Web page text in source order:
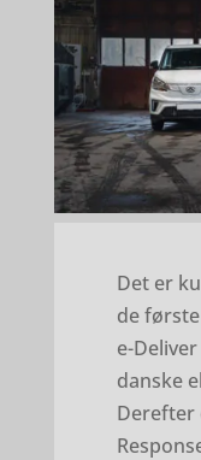
Det er
de
e-
danske
Derefter